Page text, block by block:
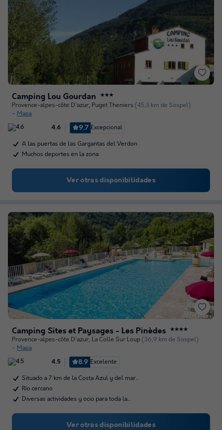
Camping Lou Gourdan ★★★
Provence-alpes-côte D'azur, Puget Theniers (45,3 km de Sospel)
Mapa
4.6 9.7 Excepcional
A las puertas de las Gargantas del Verdon
Muchos deportes en la zona
Ver otras disponibilidades
Camping Sites et Paysages - Les Pinèdes ★★★★
Provence-alpes-côte D'azur, La Colle Sur Loup (36,9 km de Sospel)
Mapa
4.5 8.9 Excelente
Situado a 7 km de la Costa Azul y del mar…
Río cercano
Diversas actividades y ocio para toda la…
Ver otras disponibilidades